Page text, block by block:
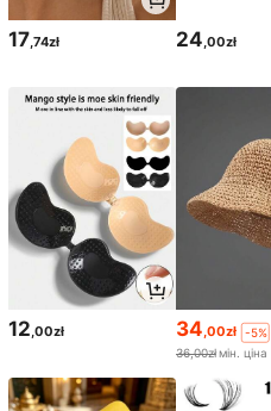
17,74zł 24,00zł
12,00zł 34,00zł
-5%
36,00złмін. ціна